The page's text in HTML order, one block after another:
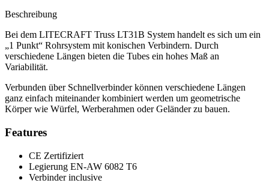
Beschreibung
Bei dem LITECRAFT Truss LT31B System handelt es sich um ein
„1 Punkt“ Rohrsystem mit konischen Verbindern. Durch
verschiedene Längen bieten die Tubes ein hohes Maß an
Variabilität.
Verbunden über Schnellverbinder können verschiedene Längen
ganz einfach miteinander kombiniert werden um geometrische
Körper wie Würfel, Werberahmen oder Geländer zu bauen.
Features
CE Zertifiziert
Legierung EN-AW 6082 T6
Verbinder inclusive